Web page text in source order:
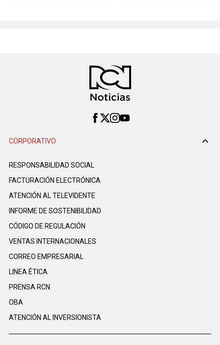
CORPORATIVO
RESPONSABILIDAD SOCIAL
FACTURACIÓN ELECTRÓNICA
ATENCIÓN AL TELEVIDENTE
INFORME DE SOSTENIBILIDAD
CÓDIGO DE REGULACIÓN
VENTAS INTERNACIONALES
CORREO EMPRESARIAL
LINEA ÉTICA
PRENSA RCN
OBA
ATENCIÓN AL INVERSIONISTA